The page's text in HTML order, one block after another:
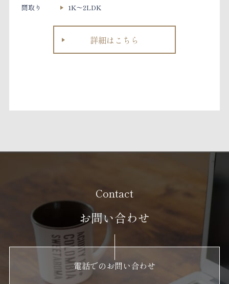
間取り
1K～2LDK
詳細はこちら
お問い合わせ
電話でのお問い合わせ